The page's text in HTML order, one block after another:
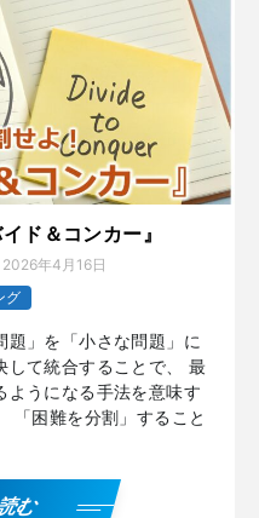
ド＆コンカー』
2026年4月16日
グ
題」を「小さな問題」に
して統合することで、 最
ようになる手法を意味す
「困難を分割」すること
む